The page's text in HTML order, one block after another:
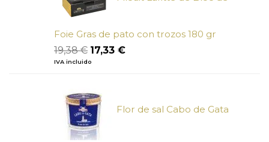
Foie Gras de pato con trozos 180 gr
19,38€ El
precio
19,38 €.
17,33 €El
IVA incluido
Flor de sal Cabo de Gata